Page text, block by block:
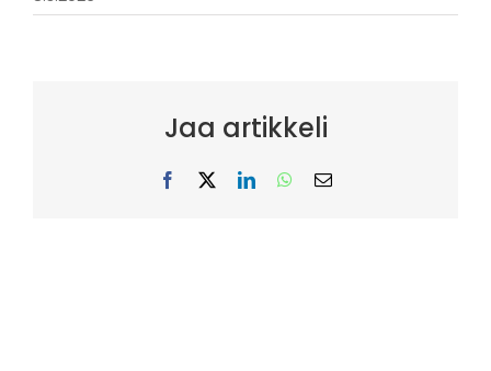
Jaa artikkeli
Facebook LinkedInWhatsAppSähköposti